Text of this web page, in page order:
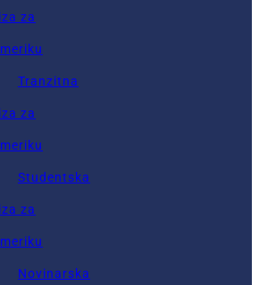
za
Tranzitna
za
Studentska
za
Novinarska